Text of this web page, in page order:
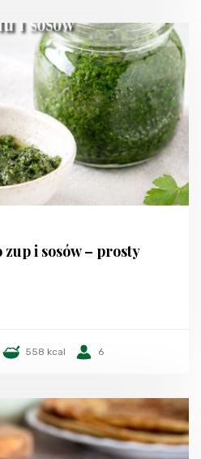
i sosów – prosty
558 kcal 6